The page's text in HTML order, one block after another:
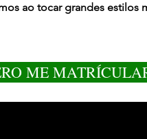
ao tocar grandes estilos
ME